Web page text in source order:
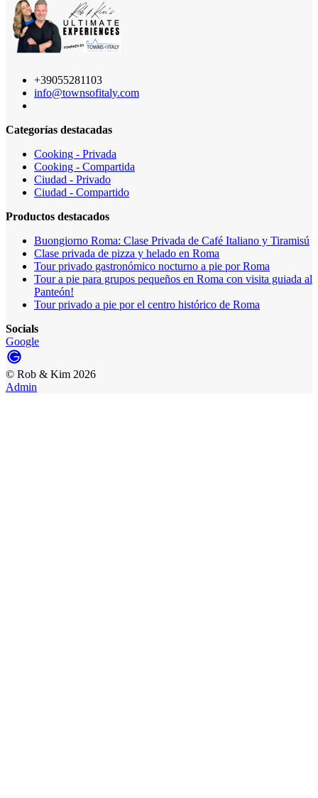
+39055281103
info@townsofitaly.com
Categorías destacadas
Cooking - Privada
Cooking - Compartida
Ciudad - Privado
Ciudad - Compartido
Productos destacados
Buongiorno Roma: Clase Privada de Café Italiano y Tiramisú
Clase privada de pizza y helado en Roma
Tour privado gastronómico nocturno a pie por Roma
Tour a pie para grupos pequeños en Roma con visita guiada al
Panteón!
Tour privado a pie por el centro histórico de Roma
Socials
Google
© Rob & Kim 2026
Admin